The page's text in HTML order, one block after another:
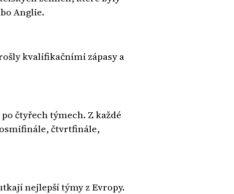
Anglie.
kvalifikačními zápasy a
čtyřech týmech. Z každé
čtvrtfinále,
nejlepší týmy z Evropy.